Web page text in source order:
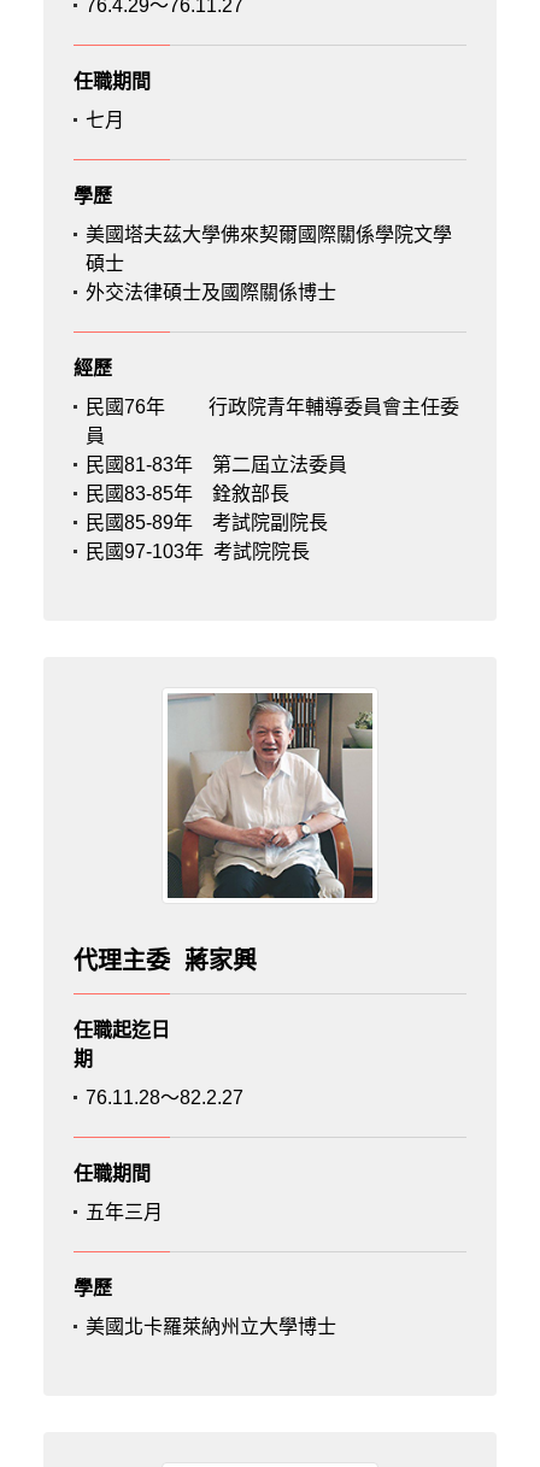
76.4.29～76.11.27
任職期間
七月
學歷
美國塔夫茲大學佛來契爾國際關係學院文學
碩士
外交法律碩士及國際關係博士
經歷
民國76年行政院青年輔導委員會主任委
員
民國81-83年 第二屆立法委員
民國83-85年銓敘部長
民國85-89年考試院副院長
民國97-103年考試院院長
代理主委 蔣家興
任職起迄日
期
76.11.28～82.2.27
任職期間
五年三月
學歷
美國北卡羅萊納州立大學博士